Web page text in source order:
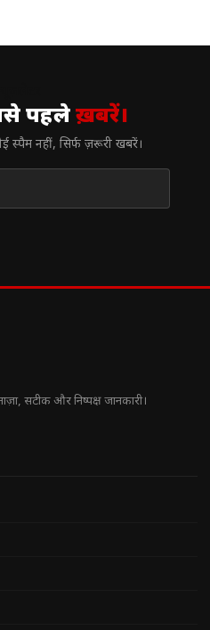
पहलेख़बरें।
नहीं, सिर्फ ज़रूरी खबरें।
सटीक और निष्पक्ष जानकारी।